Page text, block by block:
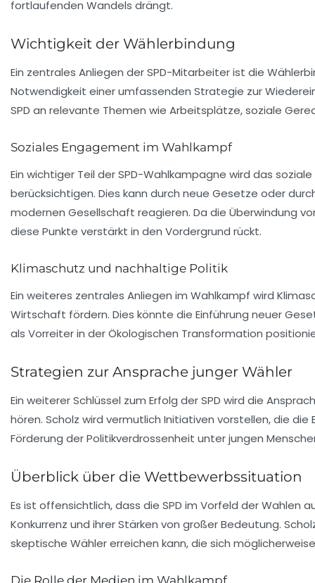
fortlaufenden Wandels drängt.
Wichtigkeit der Wählerbindung
Ein zentrales Anliegen der SPD-Mitarbeiter ist die
Notwendigkeit einer umfassenden Strategie zur
SPD an relevante Themen wie Arbeitsplätze, soziale
Soziales Engagement im Wahlkampf
Ein wichtiger Teil der SPD-Wahlkampagne wird das
berücksichtigen. Dies kann durch neue Gesetze oder
modernen Gesellschaft reagieren. Da die Überwindung
diese Punkte verstärkt in den Vordergrund rückt.
Klimaschutz und nachhaltige Politik
Ein weiteres zentrales Anliegen im Wahlkampf wird
Wirtschaft fördern. Dies könnte die Einführung neuer
als Vorreiter in derÖkologischen Transformation
Strategien zur Ansprache junger Wähler
Ein weiterer Schlüssel zum Erfolg der SPD wird die
hören. Scholz wird vermutlich Initiativen vorstellen, die die
Förderung derPolitikverdrossenheit unter jungen
Überblick über die Wettbewerbssituation
Es ist offensichtlich, dass die SPD im Vorfeld der Wahlen
Konkurrenz und ihrer Stärken von großer Bedeutung.
skeptische Wähler erreichen kann, die sich
Die Rolle der Medien im Wahlkampf